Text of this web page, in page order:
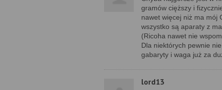
gramów cięższy i
nawet więcej niż ma mój
wszystko są aparaty z
(Ricoha nawet nie
Dla niektórych pewnie
gabaryty i waga już za
lord13